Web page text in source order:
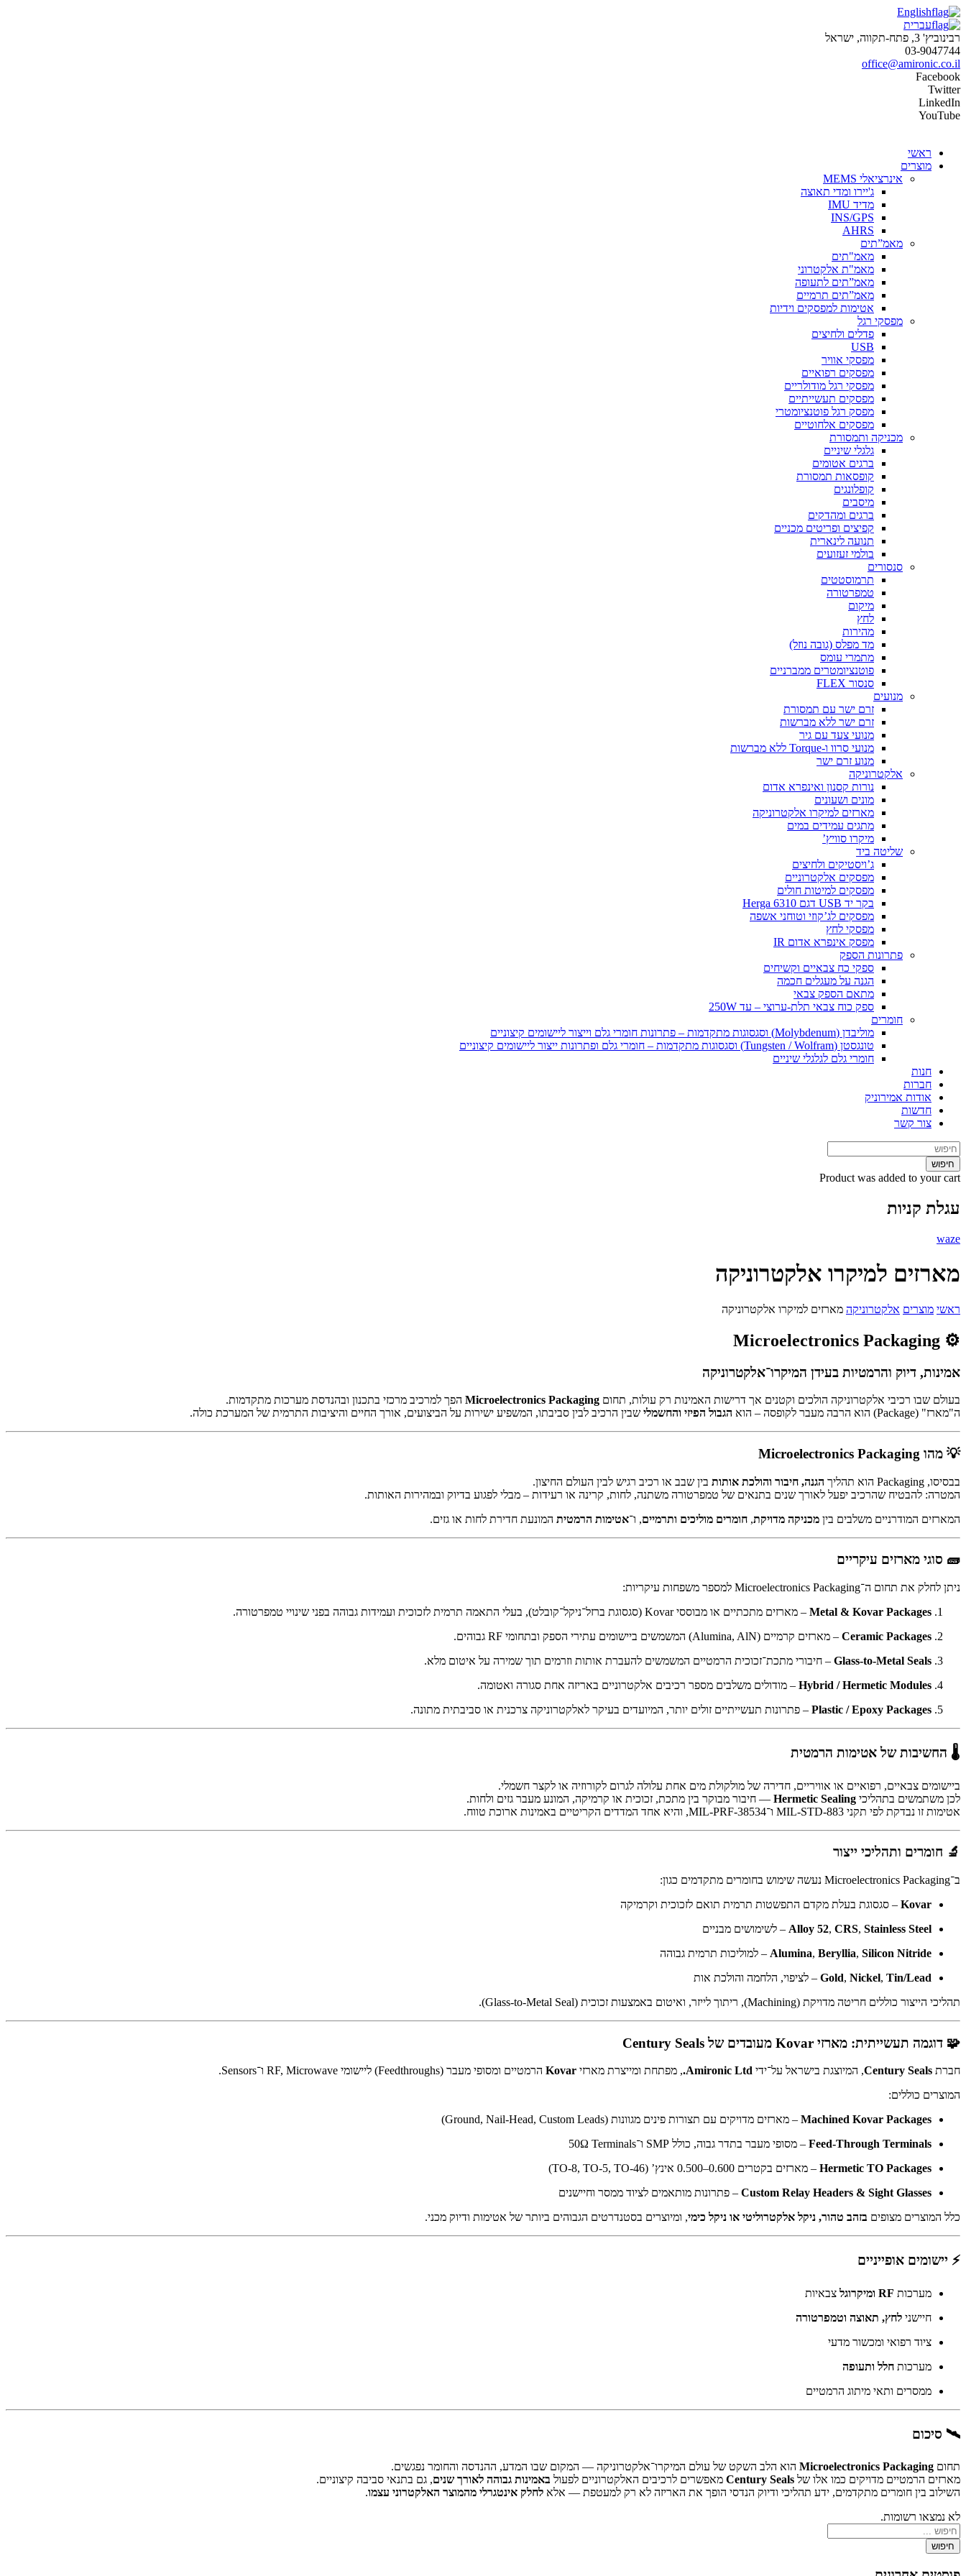
English
עברית
רבינוביץ' 3, פתח-תקווה, ישראל
03-9047744
office@amironic.co.il
Facebook
Twitter
LinkedIn
YouTube
ראשי
מוצרים
אינרציאלי MEMS
ג'יירו ומדי תאוצה
מדיד IMU
INS/GPS
AHRS
מאמ”תים
מאמ"תים
מאמ"ת אלקטרוני
מאמ”תים לתעופה
מאמ”תים תרמיים
אטימות למפסקים וידיות
מפסקי רגל
פדלים ולחיצים
USB
מפסקי אוויר
מפסקים רפואיים
מפסקי רגל מודולריים
מפסקים תעשייתיים
מפסק רגל פוטנציומטרי
מפסקים אלחוטיים
מכניקה ותמסורת
גלגלי שיניים
ברגים אטומים
קופסאות תמסורת
קופלונגים
מיסבים
ברגים ומהדקים
קפיצים ופריטים מכניים
תנועה לינארית
בולמי זעזועים
סנסורים
תרמוסטטים
טמפרטורה
מיקום
לחץ
מהירות
מד מפלס (גובה נוזל)
מתמרי עומס
פוטנציומטרים ממברניים
סנסור FLEX
מנועים
זרם ישר עם תמסורת
זרם ישר ללא מברשות
מנועי צעד עם גיר
מנועי סרוו ו-Torque ללא מברשות
מנוע זרם ישר
אלקטרוניקה
נורות קסנון ואינפרא אדום
מונים ושעונים
מארזים למיקרו אלקטרוניקה
מתגים עמידים במים
מיקרו סוויץ’
שליטה ביד
ג’ויסטיקים ולחיצים
מפסקים אלקטרוניים
מפסקים למיטות חולים
בקר יד USB דגם Herga 6310
מפסקים לג’קוזי וטוחני אשפה
מפסקי לחץ
מפסק אינפרא אדום IR
פתרונות הספק
ספקי כח צבאיים וקשיחים
הגנה על מעגלים חכמה
מתאם הספק צבאי
ספק כוח צבאי תלת-ערוצי – עד 250W
חומרים
מוליבדן (Molybdenum) וסגסוגות מתקדמות – פתרונות חומרי גלם וייצור ליישומים קיצוניים
טונגסטן (Tungsten / Wolfram) וסגסוגות מתקדמות – חומרי גלם ופתרונות ייצור ליישומים קיצוניים
חומרי גלם לגלגלי שיניים
חנות
חברות
אודות אמירוניק
חדשות
צור קשר
חיפוש
Product was added to your cart
עגלת קניות
waze
מארזים למיקרו אלקטרוניקה
ראשי מוצרים אלקטרוניקה מארזים למיקרו אלקטרוניקה
⚙️ Microelectronics Packaging
אמינות, דיוק והרמטיות בעידן המיקרו־אלקטרוניקה
בעולם שבו רכיבי אלקטרוניקה הולכים וקטנים אך דרישות האמינות רק עולות, תחום Microelectronics Packaging הפך למרכיב מרכזי בתכנון ובהנדסת מערכות מתקדמות.
ה"מארז" (Package) הוא הרבה מעבר לקופסה – הוא
הגבול הפיזי והחשמלי שבין הרכיב לבין סביבתו, המשפיע ישירות על הביצועים, אורך החיים והיציבות התרמית של המערכת כולה.
💡 מהו Microelectronics Packaging
בבסיסו, Packaging הוא תהליך הגנה, חיבור והולכת אותות בין שבב או רכיב רגיש לבין העולם החיצון.
המטרה: להבטיח שהרכיב יפעל לאורך שנים בתנאים של טמפרטורה משתנה, לחות, קרינה או רעידות – מבלי לפגוע בדיוק ובמהירות האותות.
המארזים המודרניים משלבים בין מכניקה מדויקת, חומרים מוליכים ותרמיים, ו־אטימות הרמטית המונעת חדירת לחות או גזים.
🧱 סוגי מארזים עיקריים
ניתן לחלק את תחום ה־Microelectronics Packaging למספר משפחות עיקריות:
Metal & Kovar Packages – מארזים מתכתיים או מבוססי Kovar (סגסוגת ברזל־ניקל־קובלט), בעלי התאמה תרמית לזכוכית ועמידות גבוהה בפני שינויי טמפרטורה.
Ceramic Packages – מארזים קרמיים (Alumina, AlN) המשמשים ביישומים עתירי הספק ובתחומי RF גבוהים.
Glass-to-Metal Seals – חיבורי מתכת־זכוכית הרמטיים המשמשים להעברת אותות וזרמים תוך שמירה על איטום מלא.
Hybrid / Hermetic Modules – מודולים משלבים מספר רכיבים אלקטרוניים באריזה אחת סגורה ואטומה.
Plastic / Epoxy Packages – פתרונות תעשייתיים זולים יותר, המיועדים בעיקר לאלקטרוניקה צרכנית או סביבתית מתונה.
🌡️ החשיבות של אטימות הרמטית
ביישומים צבאיים, רפואיים או אוויריים, חדירה של מולקולת מים אחת עלולה לגרום לקורוזיה או לקצר חשמלי.
לכן משתמשים בתהליכי Hermetic Sealing — חיבור מבוקר בין מתכת, זכוכית או קרמיקה, המונע מעבר גזים ולחות.
אטימות זו נבדקת לפי תקני MIL-STD-883 ו־MIL-PRF-38534, והיא אחד המדדים הקריטיים באמינות ארוכת טווח.
🔬 חומרים ותהליכי ייצור
ב־Microelectronics Packaging נעשה שימוש בחומרים מתקדמים כגון:
Kovar – סגסוגת בעלת מקדם התפשטות תרמית תואם לזכוכית וקרמיקה
Alloy 52, CRS, Stainless Steel
– לשימושים מבניים
Alumina, Beryllia, Silicon Nitride
– למוליכות תרמית גבוהה
Gold, Nickel, Tin/Lead
– לציפוי, הלחמה והולכת אות
תהליכי הייצור כוללים חריטה מדויקת (Machining), ריתוך לייזר, ואיטום באמצעות זכוכית (Glass-to-Metal Seal).
🧩 דוגמה תעשייתית: מארזי Kovar מעובדים של Century Seals
חברת Century Seals, המיוצגת בישראל על־ידי Amironic Ltd. , מפתחת ומייצרת מארזי Kovar הרמטיים ומסופי מעבר (Feedthroughs) ליישומי RF, Microwave ו־Sensors.
המוצרים כוללים:
Machined Kovar Packages – מארזים מדויקים עם תצורות פינים מגוונות (Ground, Nail-Head, Custom Leads)
Feed-Through Terminals – מסופי מעבר בתדר גבוה, כולל SMP ו־50Ω Terminals
Hermetic TO Packages – מארזים בקטרים ‎0.500–0.600‎ אינץ’ (TO-8, TO-5, TO-46)
Custom Relay Headers & Sight Glasses – פתרונות מותאמים לציוד ממסר וחיישנים
כלל המוצרים מצופים בזהב טהור, ניקל אלקטרוליטי או ניקל כימי, ומיוצרים בסטנדרטים הגבוהים ביותר של אטימות ודיוק מכני.
⚡ יישומים אופייניים
מערכות RF ומיקרוגל
צבאיות
חיישני לחץ, תאוצה וטמפרטורה
ציוד רפואי ומכשור מדעי
מערכות חלל ותעופה
ממסרים ותאי מיתוג הרמטיים
🛰️ סיכום
תחום Microelectronics Packaging הוא הלב השקט של עולם המיקרו־אלקטרוניקה — המקום שבו המדע, ההנדסה והחומר נפגשים.
מארזים הרמטיים מדויקים כמו אלו של Century Seals מאפשרים לרכיבים האלקטרוניים לפעול באמינות גבוהה לאורך שנים, גם בתנאי סביבה קיצוניים.
השילוב בין חומרים מתקדמים, ידע תהליכי ודיוק הנדסי הופך את האריזה לא רק למעטפת — אלא לחלק אינטגרלי מהמוצר האלקטרוני עצמו.
לא נמצאו רשומות.
חיפוש